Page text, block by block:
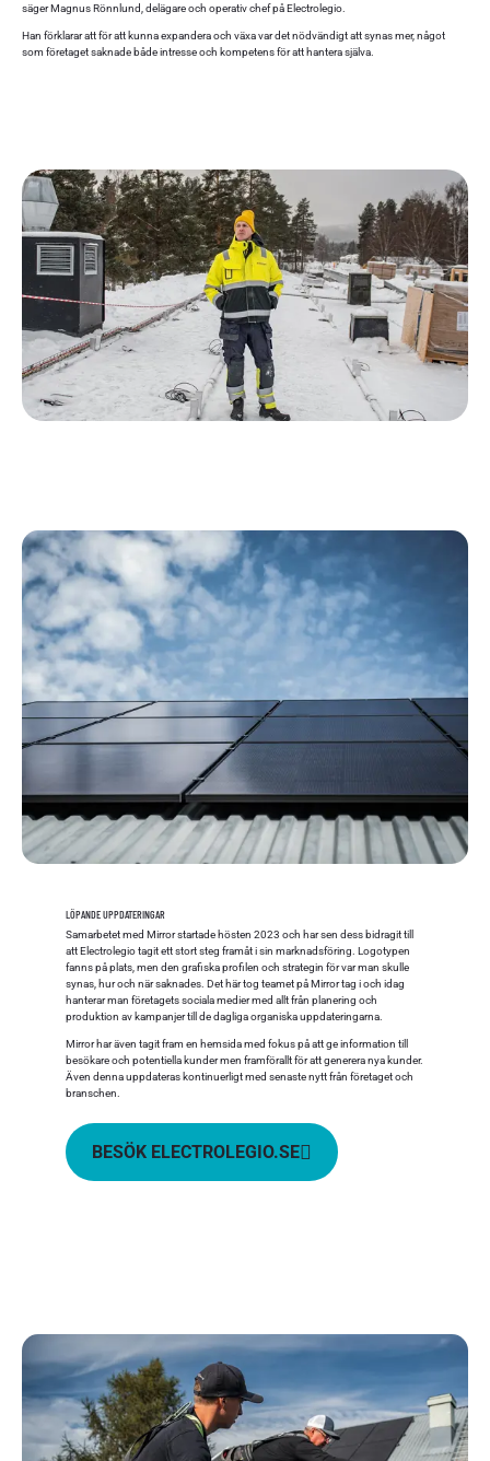
säger Magnus Rönnlund, delägare och operativ chef på Electrolegio.
Han förklarar att för att kunna expandera och växa var det nödvändigt att synas mer, något
som företaget saknade både intresse och kompetens för att hantera själva.
LÖPANDE UPPDATERINGAR
Samarbetet med Mirror startade hösten 2023 och har sen dess bidragit till
att Electrolegio tagit ett stort steg framåt i sin marknadsföring. Logotypen
fanns på plats, men den grafiska profilen och strategin för var man skulle
synas, hur och när saknades. Det här tog teamet på Mirror tag i och idag
hanterar man företagets sociala medier med allt från planering och
produktion av kampanjer till de dagliga organiska uppdateringarna.
Mirror har även tagit fram en hemsida med fokus på att ge information till
besökare och potentiella kunder men framförallt för att generera nya kunder.
Även denna uppdateras kontinuerligt med senaste nytt från företaget och
branschen.
BESÖK ELECTROLEGIO.SE